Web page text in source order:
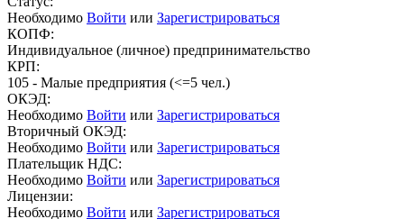
Необходимо Войти или Зарегистрироваться
КОПФ:
Индивидуальное (личное) предпринимательство
КРП:
105 - Малые предприятия (<=5 чел.)
ОКЭД:
Необходимо Войти или Зарегистрироваться
Вторичный ОКЭД:
Необходимо Войти или Зарегистрироваться
Плательщик НДС:
Необходимо Войти или Зарегистрироваться
Лицензии:
Необходимо Войти или Зарегистрироваться